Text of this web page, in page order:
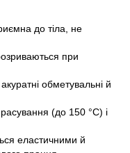
до тіла, не
при
обметувальні й
(до 150 °C) і
еластичними й